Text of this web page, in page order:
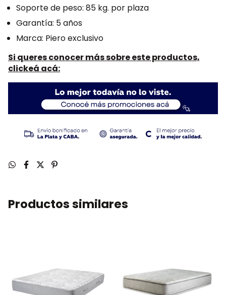
Soporte de peso: 85 kg. por plaza
Garantía: 5 años
Marca: Piero exclusivo
Si queres conocer más sobre este productos,
clickeá acá:
Productos similares